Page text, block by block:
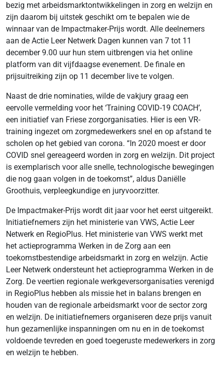
bezig met arbeidsmarktontwikkelingen in zorg en welzijn en
zijn daarom bij uitstek geschikt om te bepalen wie de
winnaar van de Impactmaker-Prijs wordt. Alle deelnemers
aan de Actie Leer Netwerk Dagen kunnen van 7 tot 11
december 9.00 uur hun stem uitbrengen via het online
platform van dit vijfdaagse evenement. De finale en
prijsuitreiking zijn op 11 december live te volgen.
Naast de drie nominaties, wilde de vakjury graag een
eervolle vermelding voor het ‘Training COVID-19 COACH’,
een initiatief van Friese zorgorganisaties. Hier is een VR-
training ingezet om zorgmedewerkers snel en op afstand te
scholen op het gebied van corona. “In 2020 moest er door
COVID snel gereageerd worden in zorg en welzijn. Dit project
is exemplarisch voor alle snelle, technologische bewegingen
die nog gaan volgen in de toekomst”, aldus Daniëlle
Groothuis, verpleegkundige en juryvoorzitter.
De Impactmaker-Prijs wordt dit jaar voor het eerst uitgereikt.
Initiatiefnemers zijn het ministerie van VWS, Actie Leer
Netwerk en RegioPlus. Het ministerie van VWS werkt met
het actieprogramma Werken in de Zorg aan een
toekomstbestendige arbeidsmarkt in zorg en welzijn. Actie
Leer Netwerk ondersteunt het actieprogramma Werken in de
Zorg. De veertien regionale werkgeversorganisaties verenigd
in RegioPlus hebben als missie het in balans brengen en
houden van de regionale arbeidsmarkt voor de sector zorg
en welzijn. De initiatiefnemers organiseren deze prijs vanuit
hun gezamenlijke inspanningen om nu en in de toekomst
voldoende tevreden en goed toegeruste medewerkers in zorg
en welzijn te hebben.